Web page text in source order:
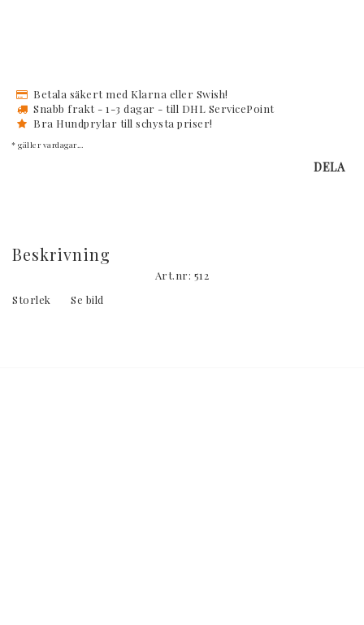
Betala säkert med Klarna eller Swish!
Snabb frakt - 1-3 dagar - till DHL ServicePoint
Bra Hundprylar till schysta priser!
* gäller vardagar...
DELA
Beskrivning
Art.nr: 512
Storlek	Se bild